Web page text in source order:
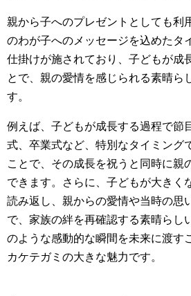
親から子へのプレゼントとしても利
のわが子へのメッセージを込めたタ
仕掛けが施されており、子どもが成
とで、親の愛情を感じられる素晴ら
す。
例えば、子どもが成長する過程で節
式、卒業式など、特別なタイミング
ことで、その成長を祝うと同時に親
できます。さらに、子どもが大きく
読み返し、親からの愛情や当時の思
で、家族の絆を再確認する素晴らし
のような感動的な瞬間を未来に渡す
カケテガミの大きな魅力です。